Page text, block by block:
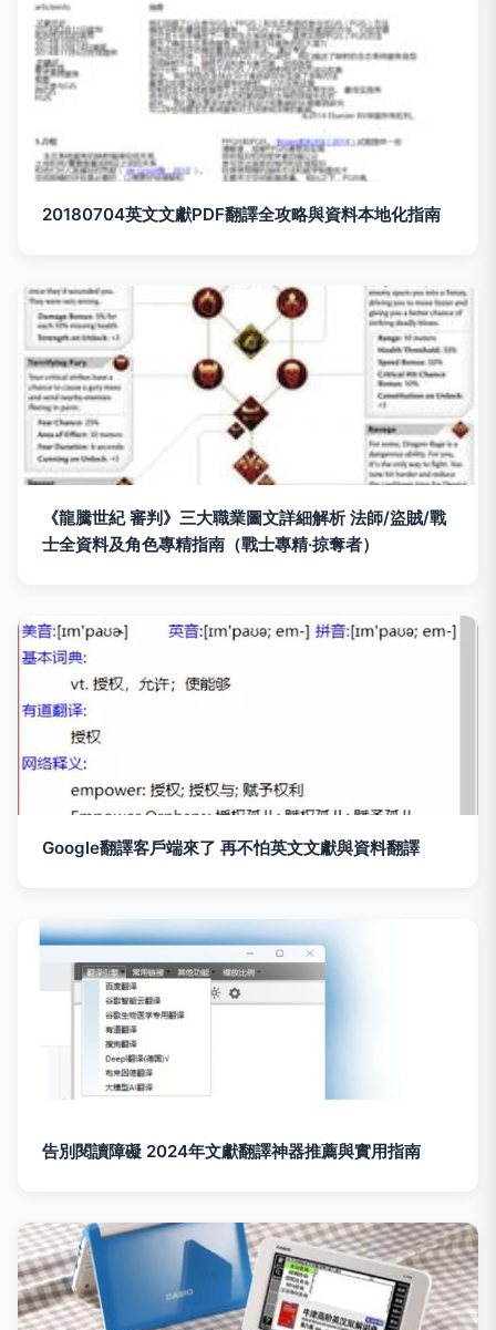
20180704英文文獻PDF翻譯全攻略與資料本地化指南
《龍騰世紀 審判》三大職業圖文詳細解析 法師/盜賊/戰
士全資料及角色專精指南（戰士專精·掠奪者）
Google翻譯客戶端來了 再不怕英文文獻與資料翻譯
告別閱讀障礙 2024年文獻翻譯神器推薦與實用指南